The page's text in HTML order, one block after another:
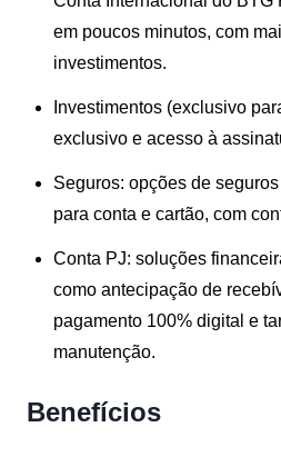
em poucos minutos, com
investimentos.
Investimentos (exclusivo
exclusivo e acesso à
Seguros: opções de
para conta e cartão, com
Conta PJ: soluções
como antecipação de
pagamento 100% digital e
manutenção.
Benefícios